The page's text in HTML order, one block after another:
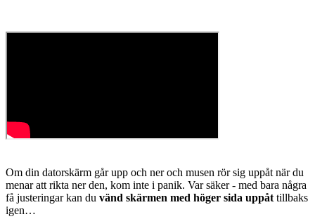
Om din datorskärm går upp och ner och musen rör sig uppåt när du
menar att rikta ner den, kom inte i panik. Var säker - med bara några
få justeringar kan du vänd skärmen med höger sida uppåt tillbaks
igen…